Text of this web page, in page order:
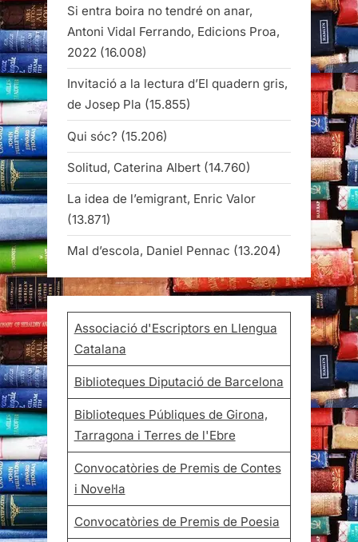
Si entra boira no tendré on anar,
Antoni Vidal Ferrando, Edicions Proa,
2022 (16.008)
Invitació a la lectura d’El quadern gris,
de Josep Pla (15.855)
Qui sóc? (15.206)
Solitud, Caterina Albert (14.760)
La idea de l’emigrant, Enric Valor
(13.871)
Mal d’escola, Daniel Pennac (13.204)
Associació d'Escriptors en Llengua
Catalana
Biblioteques Diputació de Barcelona
Biblioteques Públiques de Girona,
Tarragona i Terres de l'Ebre
Convocatòries de Premis de Contes
i Novel·la
Convocatòries de Premis de Poesia